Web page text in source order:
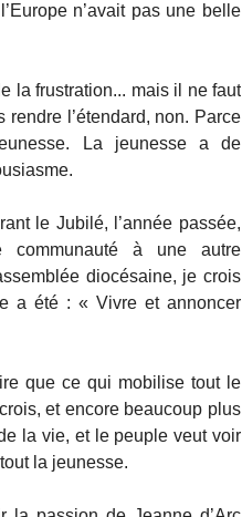
n’avait pas une belle
la frustration... mais il ne faut
l’étendard, non. Parce
La jeunesse a de
le Jubilé, l’année passée,
communauté à une autre
diocésaine, je crois
a été : « Vivre et annoncer
que ce qui mobilise tout le
et encore beaucoup plus
la vie, et le peuple veut voir
la jeunesse.